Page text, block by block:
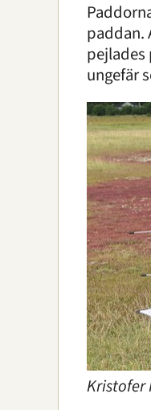
paddan.
pejlades
ungefär
Kristofer